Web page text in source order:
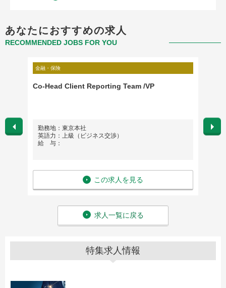
あなたにおすすめの求人
RECOMMENDED JOBS FOR YOU
金融・保険
Co-Head Client Reporting Team /VP
勤務地：東京本社
英語力：上級（ビジネス交渉）
給 与：
この求人を見る
勤務
英語
求人一覧に戻る
特集求人情報